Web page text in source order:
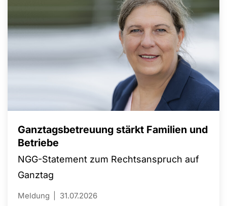
Ganztagsbetreuung stärkt Familien und
Betriebe
NGG-Statement zum Rechtsanspruch auf
Ganztag
Meldung 31.07.2026